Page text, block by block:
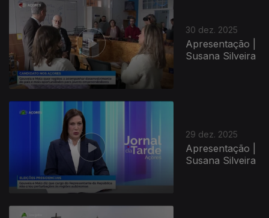
30 dez. 2025
Apresentação |
Susana Silveira
29 dez. 2025
Apresentação |
Susana Silveira